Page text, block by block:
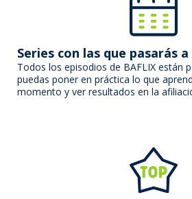
Series con las que pasarás
Todos los episodios de BAFLIX están
puedas poner en práctica lo que
momento y ver resultados en la